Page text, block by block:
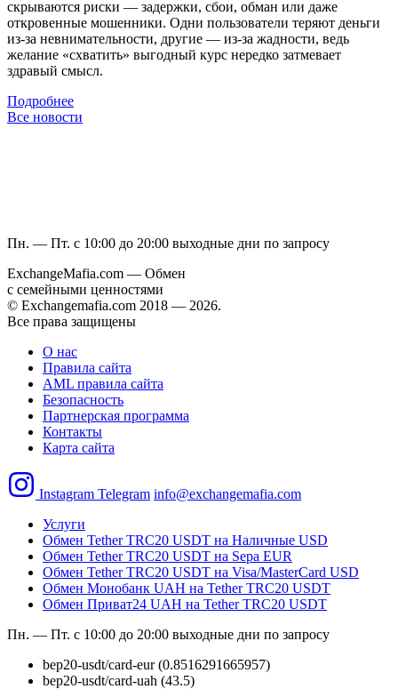
скрываются риски — задержки, сбои, обман или даже
откровенные мошенники. Одни пользователи теряют деньги
из-за невнимательности, другие — из-за жадности, ведь
желание «схватить» выгодный курс нередко затмевает
здравый смысл.
Подробнее
Все новости
Пн. — Пт. с 10:00 до 20:00 выходные дни по запросу
ExchangeMafia.com — Обмен
с семейными ценностями
© Exchangemafia.com 2018 — 2026.
Все права защищены
О нас
Правила сайта
AML правила сайта
Безопасность
Партнерская программа
Контакты
Карта сайта
Instagram Telegram info@exchangemafia.com
Услуги
Обмен Tether TRC20 USDT на Наличные USD
Обмен Tether TRC20 USDT на Sepa EUR
Обмен Tether TRC20 USDT на Visa/MasterCard USD
Обмен Монобанк UAH на Tether TRC20 USDT
Обмен Приват24 UAH на Tether TRC20 USDT
Пн. — Пт. с 10:00 до 20:00 выходные дни по запросу
bep20-usdt/card-eur (0.8516291665957)
bep20-usdt/card-uah (43.5)